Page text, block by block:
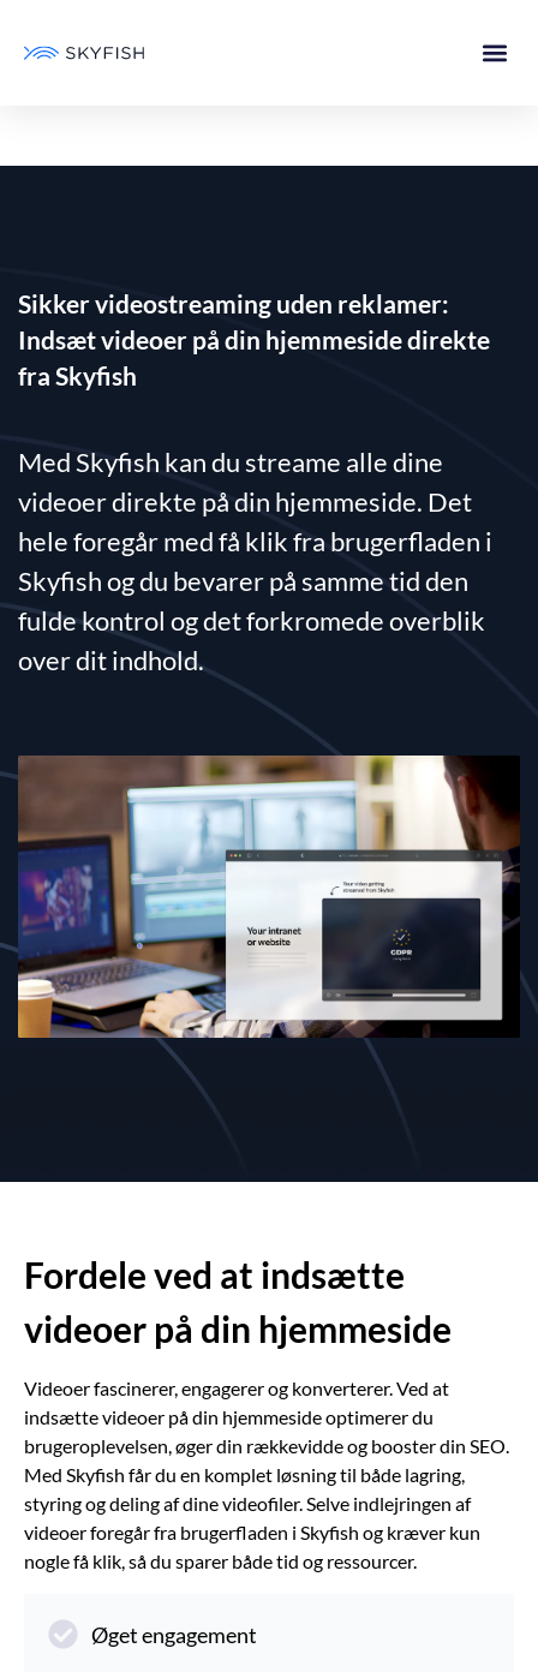
Sikker videostreaming uden reklamer:
Indsæt videoer på din hjemmeside direkte
fra Skyfish
Med Skyfish kan du streame alle dine
videoer direkte på din hjemmeside. Det
hele foregår med få klik fra brugerfladen i
Skyfish og du bevarer på samme tid den
fulde kontrol og det forkromede overblik
over dit indhold.
Fordele ved at indsætte
videoer på din hjemmeside
Videoer fascinerer, engagerer og konverterer. Ved at
indsætte videoer på din hjemmeside optimerer du
brugeroplevelsen, øger din rækkevidde og booster din SEO.
Med Skyfish får du en komplet løsning til både lagring,
styring og deling af dine videofiler. Selve indlejringen af
videoer foregår fra brugerfladen i Skyfish og kræver kun
nogle få klik, så du sparer både tid og ressourcer.
Øget engagement